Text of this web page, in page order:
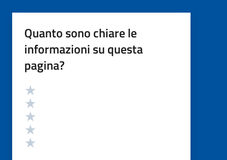
Quanto sono chiare le
informazioni su questa
pagina?
Valutazione